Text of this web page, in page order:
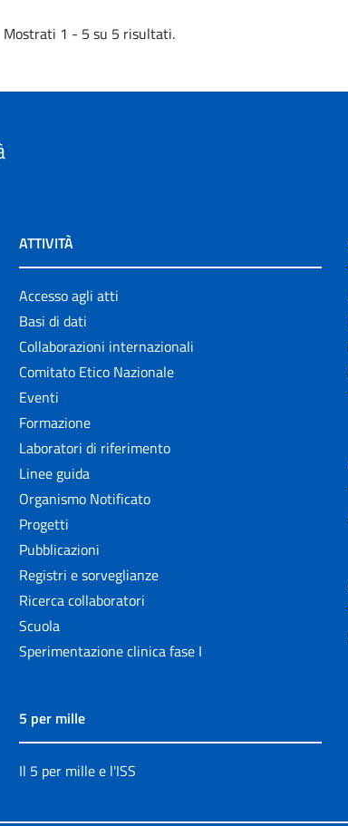
Mostrati 1 - 5 su 5 risultati.
ATTIVITÀ
Accesso agli atti
Basi di dati
Collaborazioni internazionali
Comitato Etico Nazionale
Eventi
Formazione
Laboratori di riferimento
Linee guida
Organismo Notificato
Progetti
Pubblicazioni
Registri e sorveglianze
Ricerca collaboratori
Scuola
Sperimentazione clinica fase I
5 per mille
Il 5 per mille e l'ISS